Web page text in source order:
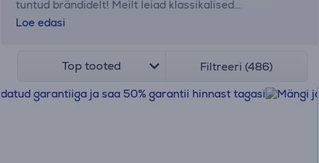
tuntud brändidelt! Meilt leiad klassikalised
eraldiseisvad külmkapid
külmikud, mis paigaldatakse köögimööbli sisse, luues
kompaktsed minikülmikudaga sobivad hästi
väiksematesse ruumidesse.
sügavkülmkirstudon suurepärane valik neile, kes
vajavad lisaruumi toiduainete pikaajaliseks
Loe edasi
Top tooted Filtreeri (486)